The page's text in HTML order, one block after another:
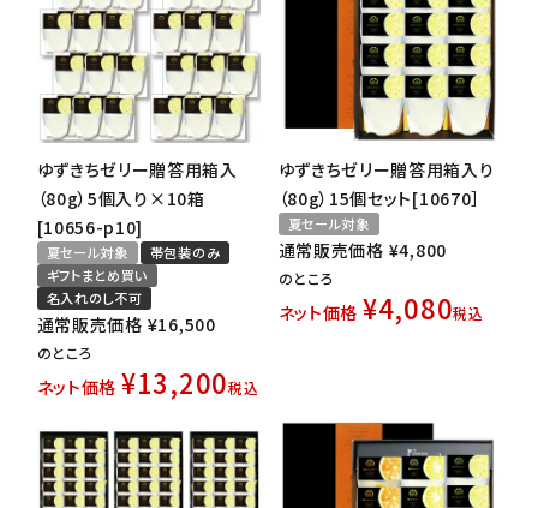
ゆずきちゼリー贈答用箱入
（80g）5個入り×10箱
[10656-p10]
夏セール対象
帯包装のみ
ギフトまとめ買い
名入れのし不可
通常販売価格 ¥16,500
のところ
ネット価格 ¥13,200税込
ゆずきちゼリー贈答用箱入り
（80g）15個セット[10670］
夏セール対象
通常販売価格 ¥4,800
のところ
ネット価格 ¥4,080税込